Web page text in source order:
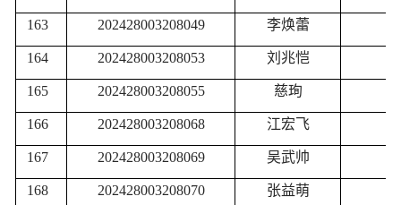
163 202428003208049 李焕蕾
164 202428003208053 刘兆恺
165 202428003208055 慈珣
166 202428003208068 江宏飞
167 202428003208069 吴武帅
168 202428003208070 张益萌